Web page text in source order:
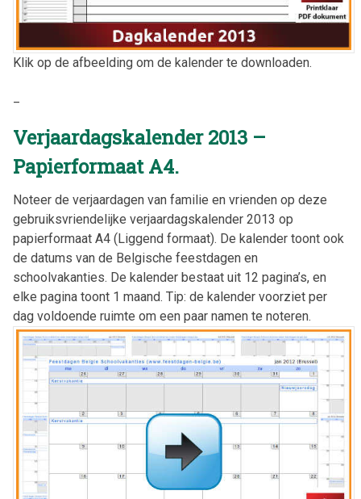
Klik op de afbeelding om de kalender te downloaden.
Verjaardagskalender 2013 –
Papierformaat A4.
Noteer de verjaardagen van familie en vrienden op deze
gebruiksvriendelijke verjaardagskalender 2013 op
papierformaat A4 (Liggend formaat). De kalender toont ook
de datums van de Belgische feestdagen en
schoolvakanties. De kalender bestaat uit 12 pagina’s, en
elke pagina toont 1 maand. Tip: de kalender voorziet per
dag voldoende ruimte om een paar namen te noteren.